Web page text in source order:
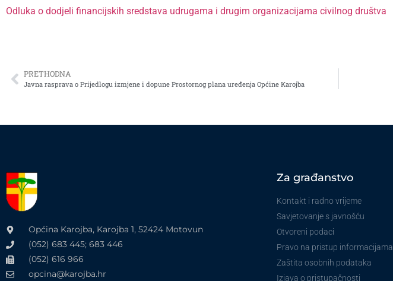
Odluka o dodjeli financijskih sredstava udrugama i drugim organizacijama civilnog društva
PRETHODNA
Javna rasprava o Prijedlogu izmjene i dopune Prostornog plana uređenja Općine Karojba
Općina Karojba, Karojba 1, 52424 Motovun
(052) 683 445; 683 446
(052) 616 966
opcina@karojba.hr
Za građanstvo
Kontakt i radno vrijeme
Savjetovanje s javnošću
Otvoreni podaci
Pravo na pristup informacijama
Zaštita osobnih podataka
Izjava o pristupačnosti